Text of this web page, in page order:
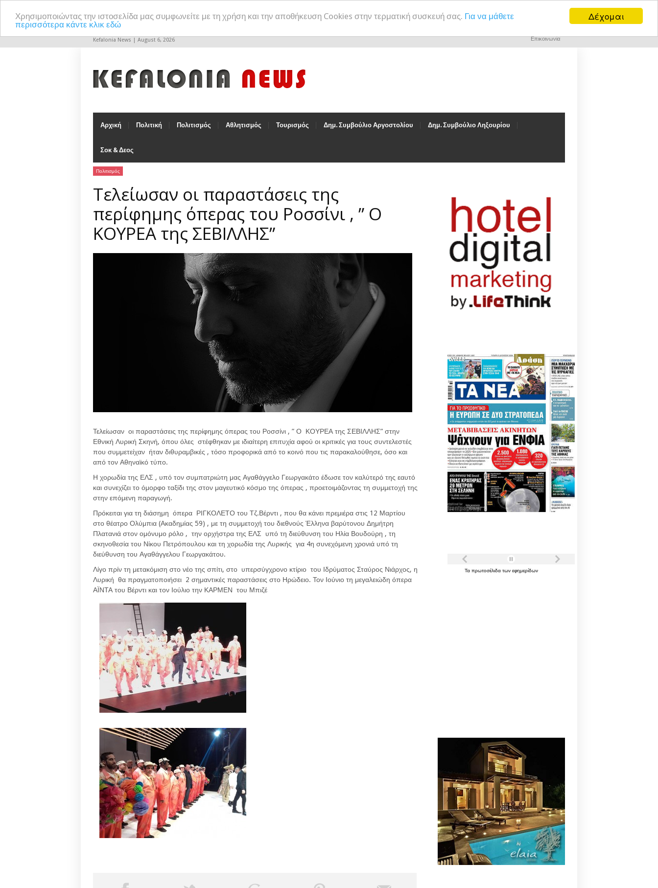
Δέχομαι
Χρησιμοποιώντας την ιστοσελίδα μας συμφωνείτε με τη χρήση και την αποθήκευση Cookies στην τερματική συσκευή σας. Για να μάθετε
περισσότερα κάντε κλικ εδώ
Kefalonia News | August 6, 2026 Επικοινωνία
Αρχική Πολιτική Πολιτισμός Αθλητισμός Τουρισμός Δημ. Συμβούλιο Αργοστολίου Δημ. Συμβούλιο Ληξουρίου
Σοκ & Δεος
Πολιτισμός
Τελείωσαν οι παραστάσεις της
περίφημης όπερας του Ροσσίνι , ” Ο
ΚΟΥΡΕΑ της ΣΕΒΙΛΛΗΣ”
Τελείωσαν οι παραστάσεις της περίφημης όπερας του Ροσσίνι , ” Ο ΚΟΥΡΕΑ της ΣΕΒΙΛΛΗΣ” στην
Εθνική Λυρική Σκηνή, όπου όλες στέφθηκαν με ιδιαίτερη επιτυχία αφού οι κριτικές για τους συντελεστές
που συμμετείχαν ήταν διθυραμβικές , τόσο προφορικά από το κοινό που τις παρακαλούθησε, όσο και
από τον Αθηναϊκό τύπο.
Η χορωδία της ΕΛΣ , υπό τον συμπατριώτη μας Αγαθάγγελο Γεωργακάτο έδωσε τον καλύτερό της εαυτό
και συνεχίζει το όμορφο ταξίδι της στον μαγευτικό κόσμο της όπερας , προετοιμάζοντας τη συμμετοχή της
στην επόμενη παραγωγή.
Πρόκειται για τη διάσημη όπερα ΡΙΓΚΟΛΕΤΟ του Τζ.Βέρντι , που θα κάνει πρεμιέρα στις 12 Μαρτίου
στο θέατρο Ολύμπια (Ακαδημίας 59) , με τη συμμετοχή του διεθνούς Έλληνα βαρύτονου Δημήτρη
Πλατανιά στον ομόνυμο ρόλο , την ορχήστρα της ΕΛΣ υπό τη διεύθυνση του Ηλία Βουδούρη , τη
σκηνοθεσία του Νίκου Πετρόπουλου και τη χορωδία της Λυρικής για 4η συνεχόμενη χρονιά υπό τη
διεύθυνση του Αγαθάγγελου Γεωργακάτου.
Λίγο πρίν τη μετακόμιση στο νέο της σπίτι, στο υπερσύγχρονο κτίριο του Ιδρύματος Σταύρος Νιάρχος, η
Λυρική θα πραγματοποιήσει 2 σημαντικές παραστάσεις στο Ηρώδειο. Τον Ιούνιο τη μεγαλειώδη όπερα
ΑΪΝΤΑ του Βέρντι και τον Ιούλιο την ΚΑΡΜΕΝ του Μπιζέ
Τα πρωτοσέλιδα των εφημερίδων